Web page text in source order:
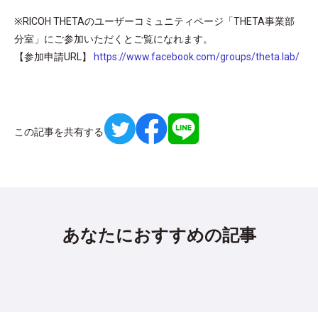
※RICOH THETAのユーザーコミュニティページ「THETA事業部
分室」にご参加いただくとご覧になれます。
【参加申請URL】 https://www.facebook.com/groups/theta.lab/
この記事を共有する
あなたにおすすめの記事